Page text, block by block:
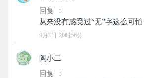
回复 ：
9月3日 20时56分
陶小二
回复 ：